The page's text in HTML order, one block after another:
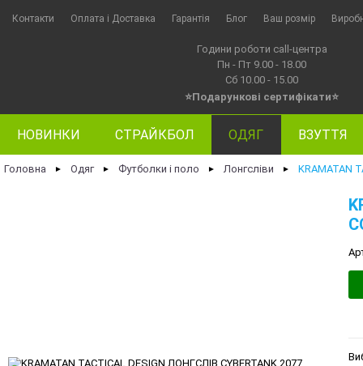
Контакти Оплата i Доставка Гарантія Блог Ваш розмір
Години роботи call-центра
Пн - Пт 9.00 - 18.00
Сб 10.00 - 15.00
⭐Подарункові сертифікати⭐
НОВИНКИ СТРАЙКБОЛ ОДЯГ ВЗУТТЯ
Головна ► Одяг ► Футболки і поло ► Лонгсліви ► KRAMATAN